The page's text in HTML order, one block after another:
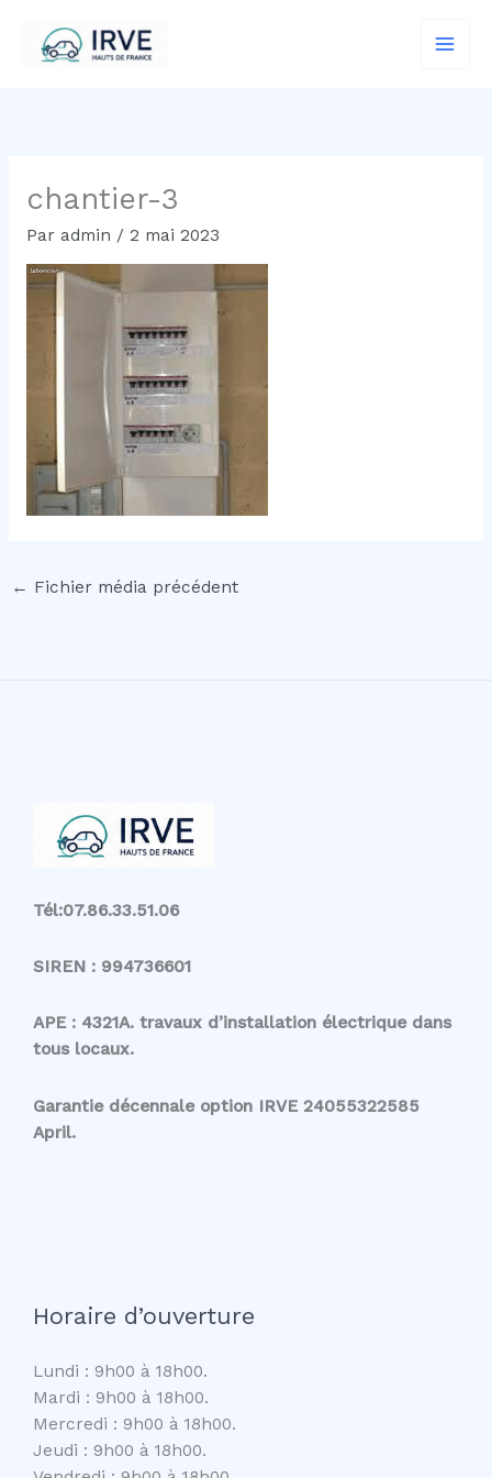
contenu
chantier-3
Par admin / 2 mai 2023
← Fichier média précédent
Tél:07.86.33.51.06
SIREN : 994736601
APE : 4321A. travaux d’installation électrique dans
tous locaux.
Garantie décennale option IRVE 24055322585
April.
Horaire d’ouverture
Lundi : 9h00 à 18h00.
Mardi : 9h00 à 18h00.
Mercredi : 9h00 à 18h00.
Jeudi : 9h00 à 18h00.